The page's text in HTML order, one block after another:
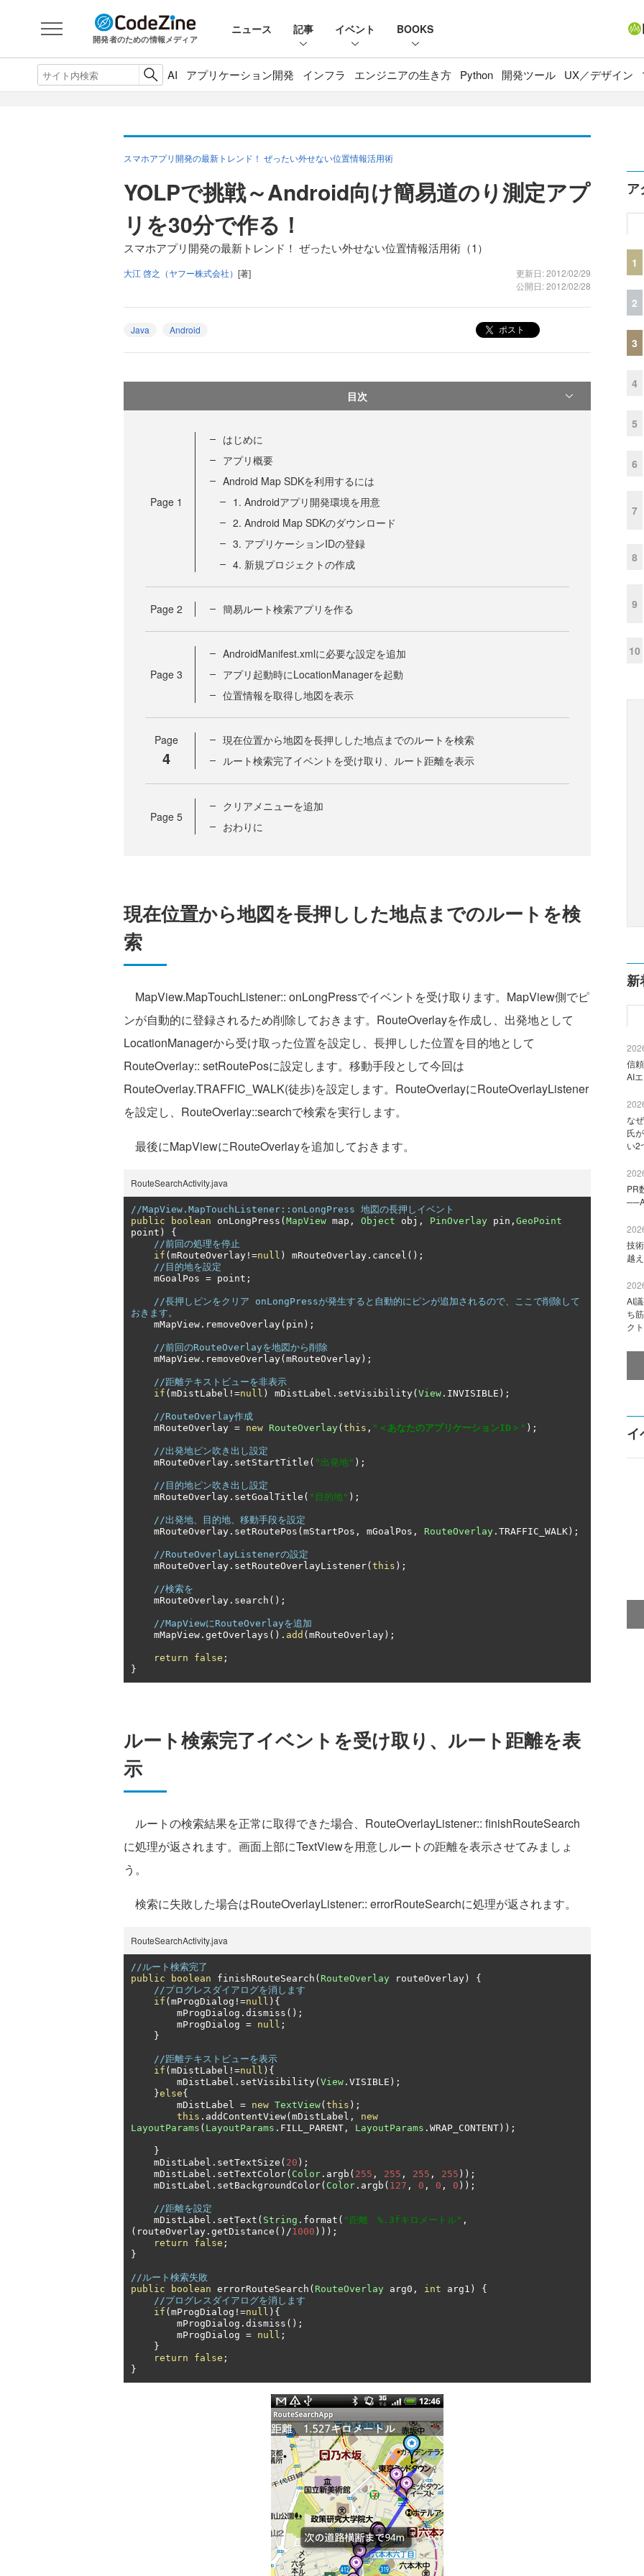
開発者のための情報メディア
ニュース 記事 イベント BOOKS
AI アプリケーション開発 インフラ エンジニアの生き方 Python 開発ツール UX／デザイン
スマホアプリ開発の最新トレンド！ ぜったい外せない位置情報活用術
YOLPで挑戦～Android向け簡易道のり測定アプ
リを30分で作る！
スマホアプリ開発の最新トレンド！ ぜったい外せない位置情報活用術（1）
大江 啓之（ヤフー株式会社） [著]
更新日: 2012/02/29
公開日: 2012/02/28
Java Android ポスト
目次
Page 1
はじめに
アプリ概要
Android Map SDKを利用するには
1. Androidアプリ開発環境を用意
2. Android Map SDKのダウンロード
3. アプリケーションIDの登録
4. 新規プロジェクトの作成
Page 2 簡易ルート検索アプリを作る
Page 3
AndroidManifest.xmlに必要な設定を追加
アプリ起動時にLocationManagerを起動
位置情報を取得し地図を表示
Page
4
現在位置から地図を長押しした地点までのルートを検索
ルート検索完了イベントを受け取り、ルート距離を表示
Page 5
クリアメニューを追加
おわりに
現在位置から地図を長押しした地点までのルートを検
索
MapView.MapTouchListener:: onLongPressでイベントを受け取ります。MapView側でピ
ンが自動的に登録されるため削除しておきます。RouteOverlayを作成し、出発地として
LocationManagerから受け取った位置を設定し、長押しした位置を目的地として
RouteOverlay:: setRoutePosに設定します。移動手段として今回は
RouteOverlay.TRAFFIC_WALK(徒歩)を設定します。RouteOverlayにRouteOverlayListener
を設定し、RouteOverlay::searchで検索を実行します。
最後にMapViewにRouteOverlayを追加しておきます。
RouteSearchActivity.java
//MapView.MapTouchListener::onLongPress 地図の長押しイベント
public
boolean onLongPress ( MapView map , Object obj , PinOverlay pin , GeoPoint
point )
{
//前回の処理を停止
if ( mRouteOverlay !=null ) mRouteOverlay . cancel ();
//目的地を設定
    mGoalPos
= point ;
//長押しピンをクリア onLongPressが発生すると自動的にピンが追加されるので、ここで削除して
おきます。
    mMapView
. removeOverlay( pin );
//前回のRouteOverlayを地図から削除
    mMapView
. removeOverlay( mRouteOverlay );
//距離テキストビューを非表示
if ( mDistLabel !=null ) mDistLabel . setVisibility( View . INVISIBLE );
//RouteOverlay作成
    mRouteOverlay
= new RouteOverlay( this , " ＜あなたのアプリケーションID＞ " );
//出発地ピン吹き出し設定
    mRouteOverlay
. setStartTitle ( "出発地" );
//目的地ピン吹き出し設定
    mRouteOverlay
. setGoalTitle ( "目的地" );
//出発地、目的地、移動手段を設定
    mRouteOverlay
. setRoutePos ( mStartPos , mGoalPos , RouteOverlay . TRAFFIC_WALK );
//RouteOverlayListenerの設定
    mRouteOverlay
. setRouteOverlayListener( this );
//検索を
    mRouteOverlay
. search ();
//MapViewにRouteOverlayを追加
    mMapView
. getOverlays (). add ( mRouteOverlay );
return false ;
}
ルート検索完了イベントを受け取り、ルート距離を表
示
ルートの検索結果を正常に取得できた場合、RouteOverlayListener:: finishRouteSearch
に処理が返されます。画面上部にTextViewを用意しルートの距離を表示させてみましょ
う。
検索に失敗した場合はRouteOverlayListener:: errorRouteSearchに処理が返されます。
RouteSearchActivity.java
//ルート検索完了
public
boolean finishRouteSearch ( RouteOverlay routeOverlay )
{
//プログレスダイアログを消します
if ( mProgDialog !=null ){
        mProgDialog
. dismiss ();
        mProgDialog
= null ;
}
//距離テキストビューを表示
if ( mDistLabel !=null ){
        mDistLabel
. setVisibility( View . VISIBLE );
}else{
        mDistLabel
= new TextView( this );
this . addContentView( mDistLabel ,
new
LayoutParams ( LayoutParams . FILL_PARENT , LayoutParams . WRAP_CONTENT ));
}
    mDistLabel
. setTextSize ( 20 );
    mDistLabel
. setTextColor( Color . argb ( 255 , 255 , 255 , 255 ));
    mDistLabel
. setBackgroundColor( Color . argb ( 127 , 0 , 0 , 0 ));
//距離を設定
    mDistLabel
. setText ( String . format ( "距離　%.3fキロメートル" ,
( routeOverlay . getDistance ()/1000 )));
return
false ;
}
//ルート検索失敗
public
boolean errorRouteSearch ( RouteOverlay arg0 , int arg1 )
{
//プログレスダイアログを消します
if ( mProgDialog !=null ){
        mProgDialog
. dismiss ();
        mProgDialog
= null ;
}
return
false ;
}
ア
1
2
3
4
5
6
7
8
9
10
新
信
AI
な
氏
い2
PR
技
越
AI
ち
ク
イ